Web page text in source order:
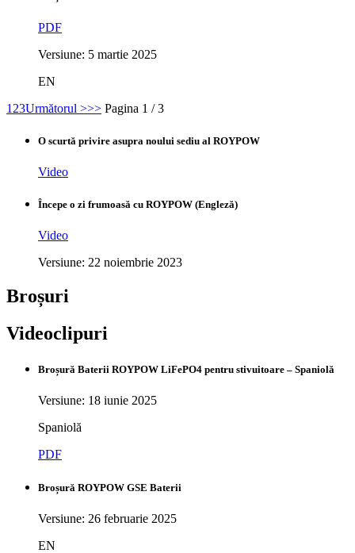
PDF
Versiune: 5 martie 2025
EN
1 23Următorul >>> Pagina 1 / 3
O scurtă privire asupra noului sediu al ROYPOW
Video
Începe o zi frumoasă cu ROYPOW (Engleză)
Video
Versiune: 22 noiembrie 2023
Broșuri
Videoclipuri
Broșură Baterii ROYPOW LiFePO4 pentru stivuitoare – Spaniolă
Versiune: 18 iunie 2025
Spaniolă
PDF
Broșură ROYPOW GSE Baterii
Versiune: 26 februarie 2025
EN